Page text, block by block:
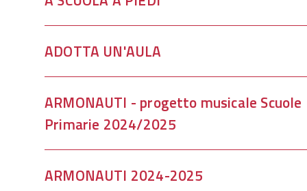
ADOTTA UN'AULA
ARMONAUTI - progetto musicale Scuole
Primarie 2024/2025
ARMONAUTI 2024-2025